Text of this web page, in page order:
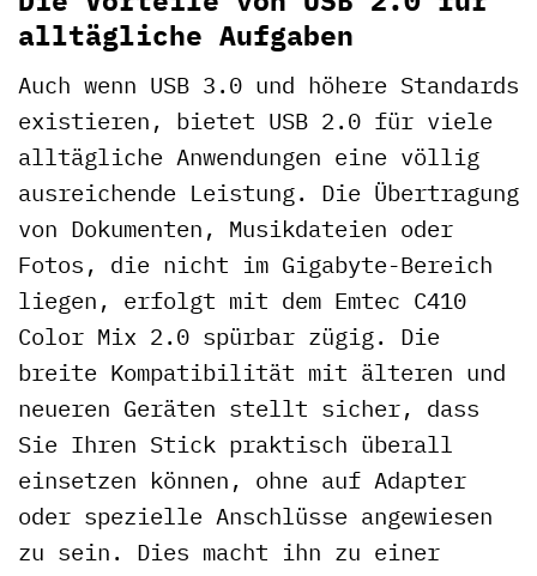
alltägliche Aufgaben
Auch wenn USB 3.0 und höhere Standards
existieren, bietet USB 2.0 für viele
alltägliche Anwendungen eine völlig
ausreichende Leistung. Die Übertragung
von Dokumenten, Musikdateien oder
Fotos, die nicht im Gigabyte-Bereich
liegen, erfolgt mit dem Emtec C410
Color Mix 2.0 spürbar zügig. Die
breite Kompatibilität mit älteren und
neueren Geräten stellt sicher, dass
Sie Ihren Stick praktisch überall
einsetzen können, ohne auf Adapter
oder spezielle Anschlüsse angewiesen
zu sein. Dies macht ihn zu einer